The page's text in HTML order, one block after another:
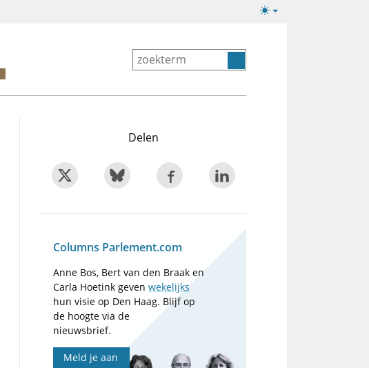
Lichte/donkere
Delen
Columns Parlement.com
Anne Bos, Bert van den Braak en
Carla Hoetink gevenwekelijks
hun visie op Den Haag. Blijf op
de hoogte via de
nieuwsbrief.
Meld je aan